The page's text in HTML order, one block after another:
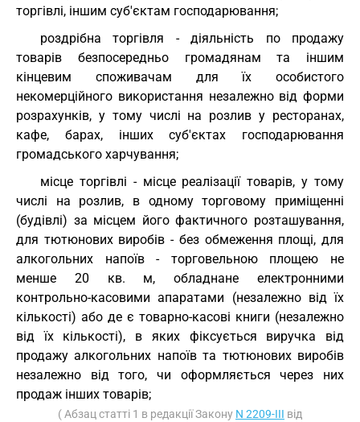
торгівлі, іншим суб'єктам господарювання;
роздрібна торгівля - діяльність по продажу
товарів безпосередньо громадянам та іншим
кінцевим споживачам для їх особистого
некомерційного використання незалежно від форми
розрахунків, у тому числі на розлив у ресторанах,
кафе, барах, інших суб'єктах господарювання
громадського харчування;
місце торгівлі - місце реалізації товарів, у тому
числі на розлив, в одному торговому приміщенні
(будівлі) за місцем його фактичного розташування,
для тютюнових виробів - без обмеження площі, для
алкогольних напоїв - торговельною площею не
менше 20 кв. м, обладнане електронними
контрольно-касовими апаратами (незалежно від їх
кількості) або де є товарно-касові книги (незалежно
від їх кількості), в яких фіксується виручка від
продажу алкогольних напоїв та тютюнових виробів
незалежно від того, чи оформляється через них
продаж інших товарів;
( Абзац статті 1 в редакції Закону N 2209-III від